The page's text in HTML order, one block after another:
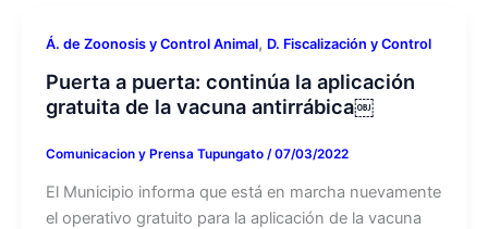
Á. de Zoonosis y Control Animal, D. Fiscalización y Control
Puerta a puerta: continúa la aplicación
gratuita de la vacuna antirrábica￼
Comunicacion y Prensa Tupungato /07/03/2022
El Municipio informa que está en marcha nuevamente
el operativo gratuito para la aplicación de la vacuna